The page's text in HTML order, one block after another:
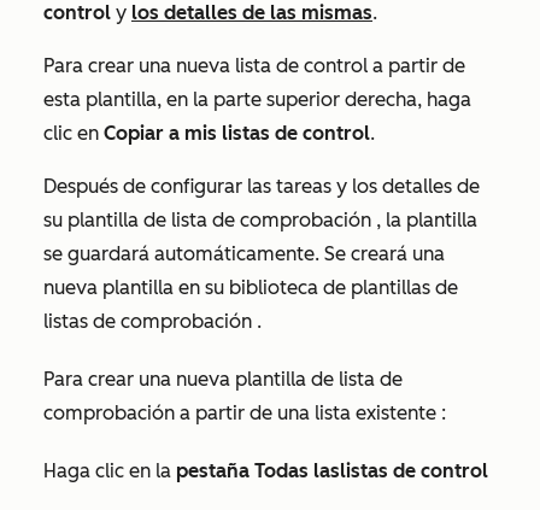
control y los detalles de las mismas.
Para crear una nueva lista de control a partir de
esta plantilla, en la parte superior derecha, haga
clic en Copiar a mis listas de control.
Después de configurar las tareas y los detalles de
su plantilla de lista de comprobación , la plantilla
se guardará automáticamente. Se creará una
nueva plantilla en su biblioteca de plantillas de
listas de comprobación .
Para crear una nueva plantilla de lista de
comprobación a partir de una lista existente :
Haga clic en la pestaña Todas laslistas de control